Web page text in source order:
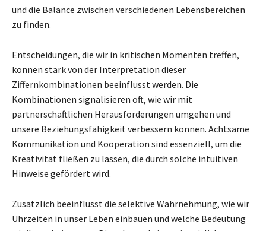
und die Balance zwischen verschiedenen Lebensbereichen
zu finden.
Entscheidungen, die wir in kritischen Momenten treffen,
können stark von der Interpretation dieser
Ziffernkombinationen beeinflusst werden. Die
Kombinationen signalisieren oft, wie wir mit
partnerschaftlichen Herausforderungen umgehen und
unsere Beziehungsfähigkeit verbessern können. Achtsame
Kommunikation und Kooperation sind essenziell, um die
Kreativität fließen zu lassen, die durch solche intuitiven
Hinweise gefördert wird.
Zusätzlich beeinflusst die selektive Wahrnehmung, wie wir
Uhrzeiten in unser Leben einbauen und welche Bedeutung